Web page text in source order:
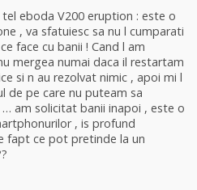
eboda V200 eruption : este o
, va sfatuiesc sa nu l cumparati
face cu banii ! Cand l am
mergea numai daca il restartam
si n au rezolvat nimic , apoi mi l
de pe care nu puteam sa
am solicitat banii inapoi , este o
, is profund
fapt ce pot pretinde la un